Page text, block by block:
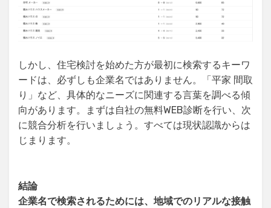
しかし、住宅検討を始めた方が最初に検索するキーワ
ードは、必ずしも企業名ではありません。「平家 間取
り」など、具体的なニーズに関連する言葉を調べる傾
向があります。まずは自社の無料WEB診断を行い、次
に競合分析を行いましょう。すべては現状認識からは
じまります。
結論
企業名で検索されるためには、地域でのリアルな接触